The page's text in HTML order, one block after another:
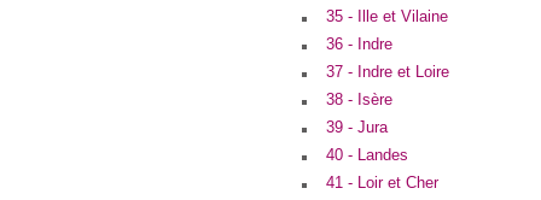
35 - Ille et Vilaine
36 - Indre
37 - Indre et Loire
38 - Isère
39 - Jura
40 - Landes
41 - Loir et Cher